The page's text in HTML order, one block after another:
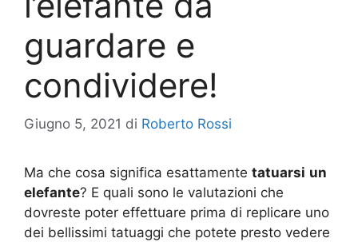
guardare e
condividere!
Giugno 5, 2021 di Roberto Rossi
Ma che cosa significa esattamente tatuarsi un
elefante? E quali sono le valutazioni che
dovreste poter effettuare prima di replicare uno
dei bellissimi tatuaggi che potete presto vedere